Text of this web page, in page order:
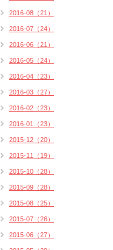
2016-08（21）
2016-07（24）
2016-06（21）
2016-05（24）
2016-04（23）
2016-03（27）
2016-02（23）
2016-01（23）
2015-12（20）
2015-11（19）
2015-10（28）
2015-09（28）
2015-08（25）
2015-07（26）
2015-06（27）